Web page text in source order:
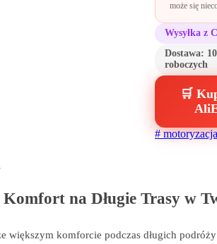
może się
Wysyłka z
Dostawa:
roboczych
🛒
#motoryzacja
na Długie Trasy w
większym komforcie podczas długich